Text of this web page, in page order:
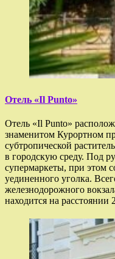
Отель «Il Punto»
Отель «Il Punto»
знаменитом Курортном
субтропической
в городскую среду. Под
супермаркеты, при этом
уединенного уголка.
железнодорожного
находится на расстоянии